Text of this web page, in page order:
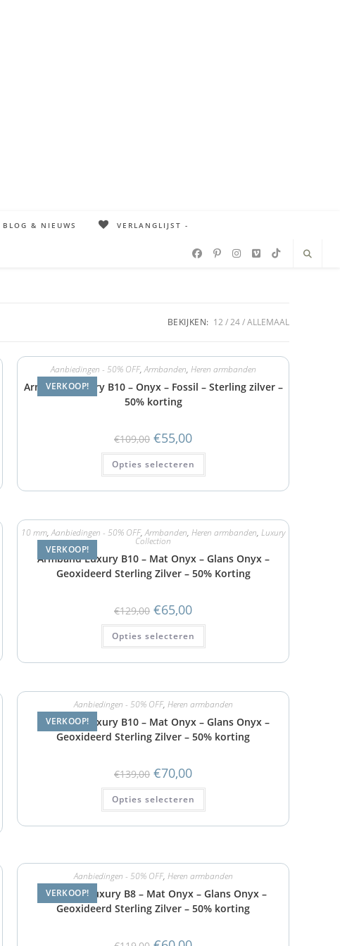
BLOG & NIEUWS VERLANGLIJST -
BEKIJKEN: 12 24 ALLEMAAL
VERKOOP!
Aanbiedingen - 50% OFF,Armbanden, Heren armbanden
Armband Luxury B10 – Onyx – Fossil – Sterling zilver –
50% korting
€109,00 €55,00
Opties selecteren
VERKOOP!
10 mm,Aanbiedingen - 50% OFF,Armbanden,Heren armbanden,Luxury
Collection
Armband Luxury B10 – Mat Onyx – Glans Onyx –
Geoxideerd Sterling Zilver – 50% Korting
€129,00 €65,00
Opties selecteren
VERKOOP!
Aanbiedingen - 50% OFF, Heren armbanden
Armband Luxury B10 – Mat Onyx – Glans Onyx –
Geoxideerd Sterling Zilver – 50% korting
€139,00 €70,00
Opties selecteren
VERKOOP!
Aanbiedingen - 50% OFF, Heren armbanden
Armband Luxury B8 – Mat Onyx – Glans Onyx –
Geoxideerd Sterling Zilver – 50% korting